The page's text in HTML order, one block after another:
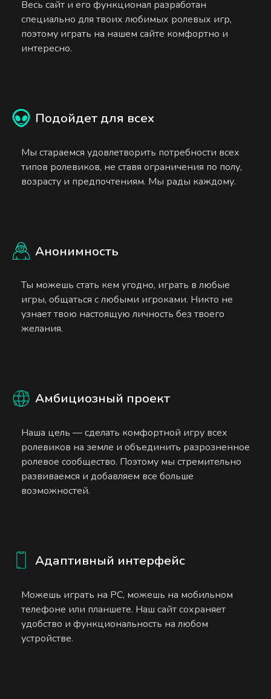
Весь сайт и его функционал разработан
специально для твоих любимых ролевых игр,
поэтому играть на нашем сайте комфортно и
интересно.
Подойдет для всех
Мы стараемся удовлетворить потребности всех
типов ролевиков, не ставя ограничения по полу,
возрасту и предпочтениям. Мы рады каждому.
Анонимность
Ты можешь стать кем угодно, играть в любые
игры, общаться с любыми игроками. Никто не
узнает твою настоящую личность без твоего
желания.
Амбициозный проект
Наша цель — сделать комфортной игру всех
ролевиков на земле и объединить разрозненное
ролевое сообщество. Поэтому мы стремительно
развиваемся и добавляем все больше
возможностей.
Адаптивный интерфейс
Можешь играть на PC, можешь на мобильном
телефоне или планшете. Наш сайт сохраняет
удобство и функциональность на любом
устройстве.